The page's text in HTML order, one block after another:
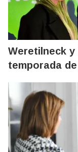
Weretilneck
temporada